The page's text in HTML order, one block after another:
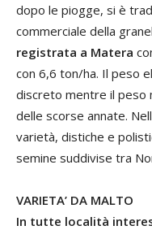
dopo le piogge, si è
commerciale della
registrata a Matera
con 6,6 ton/ha. Il peso
discreto mentre il peso
delle scorse annate.
varietà, distiche e
semine suddivise tra
VARIETA’ DA MALTO
In tutte località